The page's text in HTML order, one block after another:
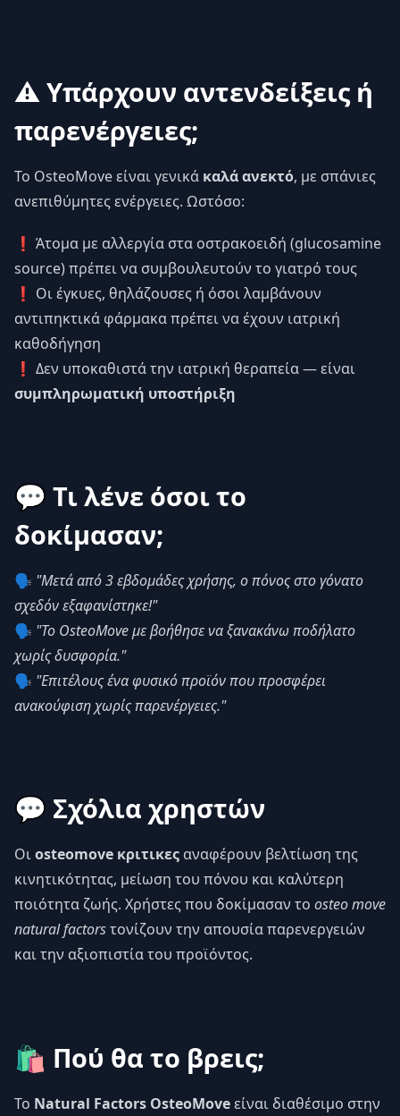
⚠️ Υπάρχουν αντενδείξεις ή
παρενέργειες;
Το OsteoMove είναι γενικά καλά ανεκτό, με σπάνιες
ανεπιθύμητες ενέργειες. Ωστόσο:
❗ Άτομα με αλλεργία στα οστρακοειδή (glucosamine
source) πρέπει να συμβουλευτούν το γιατρό τους
❗ Οι έγκυες, θηλάζουσες ή όσοι λαμβάνουν
αντιπηκτικά φάρμακα πρέπει να έχουν ιατρική
καθοδήγηση
❗ Δεν υποκαθιστά την ιατρική θεραπεία — είναι
συμπληρωματική υποστήριξη
💬 Τι λένε όσοι το
δοκίμασαν;
🗣️ "Μετά από 3 εβδομάδες χρήσης, ο πόνος στο γόνατο
σχεδόν εξαφανίστηκε!"
🗣️ "Το OsteoMove με βοήθησε να ξανακάνω ποδήλατο
χωρίς δυσφορία."
🗣️ "Επιτέλους ένα φυσικό προϊόν που προσφέρει
ανακούφιση χωρίς παρενέργειες."
💬 Σχόλια χρηστών
Οιosteomove κριτικες αναφέρουν βελτίωση της
κινητικότητας, μείωση του πόνου και καλύτερη
ποιότητα ζωής. Χρήστες που δοκίμασαν το osteo move
natural factorsτονίζουν την απουσία παρενεργειών
και την αξιοπιστία του προϊόντος.
🛍️ Πού θα το βρεις;
Το Natural Factors OsteoMoveείναι διαθέσιμο στην